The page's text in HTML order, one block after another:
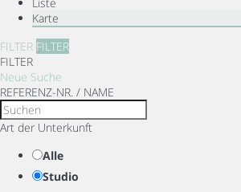
Karte
FILTER FILTER
FILTER
Neue Suche
REFERENZ-NR. / NAME
Art der Unterkunft
Alle
Studio